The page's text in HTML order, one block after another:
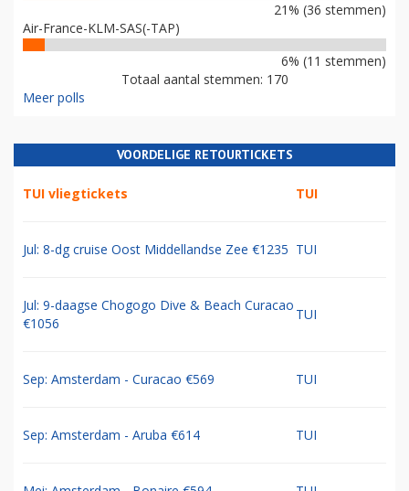
21% (36 stemmen)
Air-France-KLM-SAS(-TAP)
6% (11 stemmen)
Totaal aantal stemmen: 170
Meer polls
VOORDELIGE RETOURTICKETS
TUI vliegtickets TUI
Jul: 8-dg cruise Oost Middellandse Zee €1235 TUI
Jul: 9-daagse Chogogo Dive & Beach Curacao
€1056
TUI
Sep: Amsterdam - Curacao €569 TUI
Sep: Amsterdam - Aruba €614 TUI